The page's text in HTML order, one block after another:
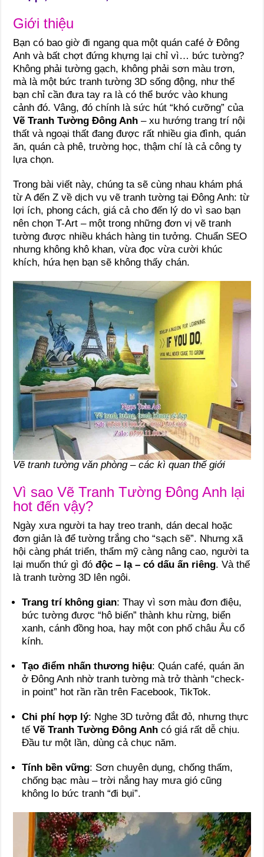
Giới thiệu
Bạn có bao giờ đi ngang qua một quán café ở Đông
Anh và bất chợt đứng khựng lại chỉ vì… bức tường?
Không phải tường gạch, không phải sơn màu trơn,
mà là một bức tranh tường 3D sống động, như thể
bạn chỉ cần đưa tay ra là có thể bước vào khung
cảnh đó. Vâng, đó chính là sức hút “khó cưỡng” của
Vẽ Tranh Tường Đông Anh – xu hướng trang trí nội
thất và ngoại thất đang được rất nhiều gia đình, quán
ăn, quán cà phê, trường học, thậm chí là cả công ty
lựa chọn.
Trong bài viết này, chúng ta sẽ cùng nhau khám phá
từ A đến Z về dịch vụ vẽ tranh tường tại Đông Anh: từ
lợi ích, phong cách, giá cả cho đến lý do vì sao bạn
nên chọn T-Art – một trong những đơn vị vẽ tranh
tường được nhiều khách hàng tin tưởng. Chuẩn SEO
nhưng không khô khan, vừa đọc vừa cười khúc
khích, hứa hẹn bạn sẽ không thấy chán.
Vẽ tranh tường văn phòng – các kì quan thế giới
Vì sao Vẽ Tranh Tường Đông Anh lại
hot đến vậy?
Ngày xưa người ta hay treo tranh, dán decal hoặc
đơn giản là để tường trắng cho “sạch sẽ”. Nhưng xã
hội càng phát triển, thẩm mỹ càng nâng cao, người ta
lại muốn thứ gì đóđộc – lạ – có dấu ấn riêng. Và thế
là tranh tường 3D lên ngôi.
Trang trí không gian: Thay vì sơn màu đơn điệu,
bức tường được “hô biến” thành khu rừng, biển
xanh, cánh đồng hoa, hay một con phố châu Âu cổ
kính.
Tạo điểm nhấn thương hiệu: Quán café, quán ăn
ở Đông Anh nhờ tranh tường mà trở thành “check-
in point” hot rần rần trên Facebook, TikTok.
Chi phí hợp lý: Nghe 3D tưởng đắt đỏ, nhưng thực
tếVẽ Tranh Tường Đông Anh có giá rất dễ chịu.
Đầu tư một lần, dùng cả chục năm.
Tính bền vững: Sơn chuyên dụng, chống thấm,
chống bạc màu – trời nắng hay mưa gió cũng
không lo bức tranh “đi bụi”.